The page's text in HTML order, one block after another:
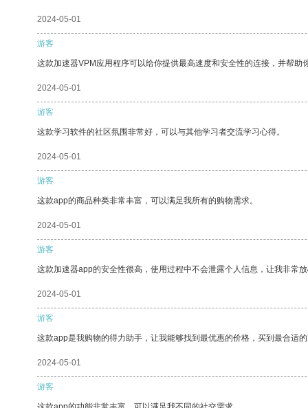
2024-05-01
游客
这款加速器VPM应用程序可以给你提供最高速度和安全性的连接，并帮助
2024-05-01
游客
这款学习软件的社区氛围非常好，可以与其他学习者交流学习心得。
2024-05-01
游客
这款app的商品种类非常丰富，可以满足我所有的购物需求。
2024-05-01
游客
这款加速器app的安全性很高，使用过程中不会泄露个人信息，让我非常放
2024-05-01
游客
这款app是我购物的得力助手，让我能够找到最优惠的价格，买到最合适的
2024-05-01
游客